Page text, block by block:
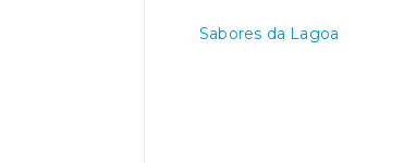
Sabores da Lagoa